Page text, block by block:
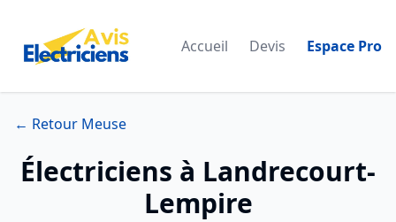
Accueil Devis Espace Pro
← Retour Meuse
Électriciens à Landrecourt-
Lempire